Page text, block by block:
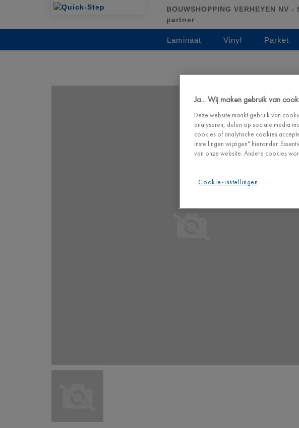
BOUWSHOPPING VERHEYEN NV
partner
Laminaat Vinyl Parket
Ja... Wij maken gebruik van
Deze website maakt gebruik van
analyseren, delen op sociale media
cookies of analytische cookies
instellingen wijzigen" hieronder.
van onze website. Andere cookies
Cookie-instellingen